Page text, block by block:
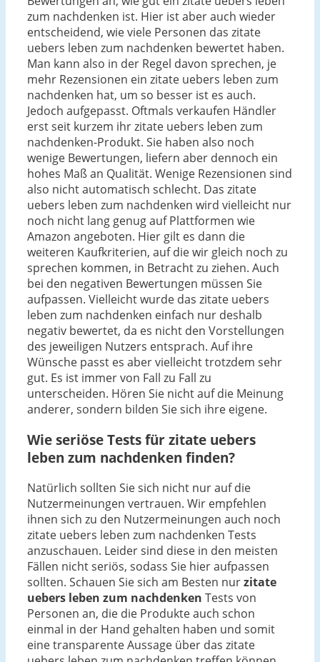
zum nachdenken ist. Hier ist aber auch wieder
entscheidend, wie viele Personen das zitate
uebers leben zum nachdenken bewertet haben.
Man kann also in der Regel davon sprechen, je
mehr Rezensionen ein zitate uebers leben zum
nachdenken hat, um so besser ist es auch.
Jedoch aufgepasst. Oftmals verkaufen Händler
erst seit kurzem ihr zitate uebers leben zum
nachdenken-Produkt. Sie haben also noch
wenige Bewertungen, liefern aber dennoch ein
hohes Maß an Qualität. Wenige Rezensionen sind
also nicht automatisch schlecht. Das zitate
uebers leben zum nachdenken wird vielleicht nur
noch nicht lang genug auf Plattformen wie
Amazon angeboten. Hier gilt es dann die
weiteren Kaufkriterien, auf die wir gleich noch zu
sprechen kommen, in Betracht zu ziehen. Auch
bei den negativen Bewertungen müssen Sie
aufpassen. Vielleicht wurde das zitate uebers
leben zum nachdenken einfach nur deshalb
negativ bewertet, da es nicht den Vorstellungen
des jeweiligen Nutzers entsprach. Auf ihre
Wünsche passt es aber vielleicht trotzdem sehr
gut. Es ist immer von Fall zu Fall zu
unterscheiden. Hören Sie nicht auf die Meinung
anderer, sondern bilden Sie sich ihre eigene.
Wie seriöse Tests für zitate uebers
leben zum nachdenken finden?
Natürlich sollten Sie sich nicht nur auf die
Nutzermeinungen vertrauen. Wir empfehlen
ihnen sich zu den Nutzermeinungen auch noch
zitate uebers leben zum nachdenken Tests
anzuschauen. Leider sind diese in den meisten
Fällen nicht seriös, sodass Sie hier aufpassen
sollten. Schauen Sie sich am Besten nurzitate
uebers leben zum nachdenken Tests von
Personen an, die die Produkte auch schon
einmal in der Hand gehalten haben und somit
eine transparente Aussage über das zitate